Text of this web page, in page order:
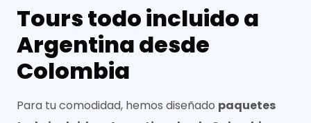
Tours todo incluido a
Argentina desde
Colombia
Para tu comodidad, hemos diseñado paquetes